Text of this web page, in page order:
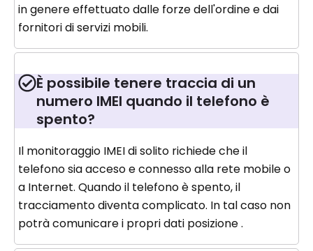
in genere effettuato dalle forze dell'ordine e dai
fornitori di servizi mobili.
È possibile tenere traccia di un
numero IMEI quando il telefono è
spento?
Il monitoraggio IMEI di solito richiede che il
telefono sia acceso e connesso alla rete mobile o
a Internet. Quando il telefono è spento, il
tracciamento diventa complicato. In tal caso non
potrà comunicare i propri dati posizione .